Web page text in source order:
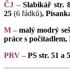
ČJ –Slabikář str.
25 (6 řádků),
M – malý modrý
práce s počítadlem,
PRV – PS str. 51 a